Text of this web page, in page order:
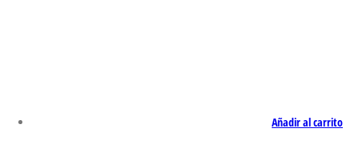
Añadir al carrito